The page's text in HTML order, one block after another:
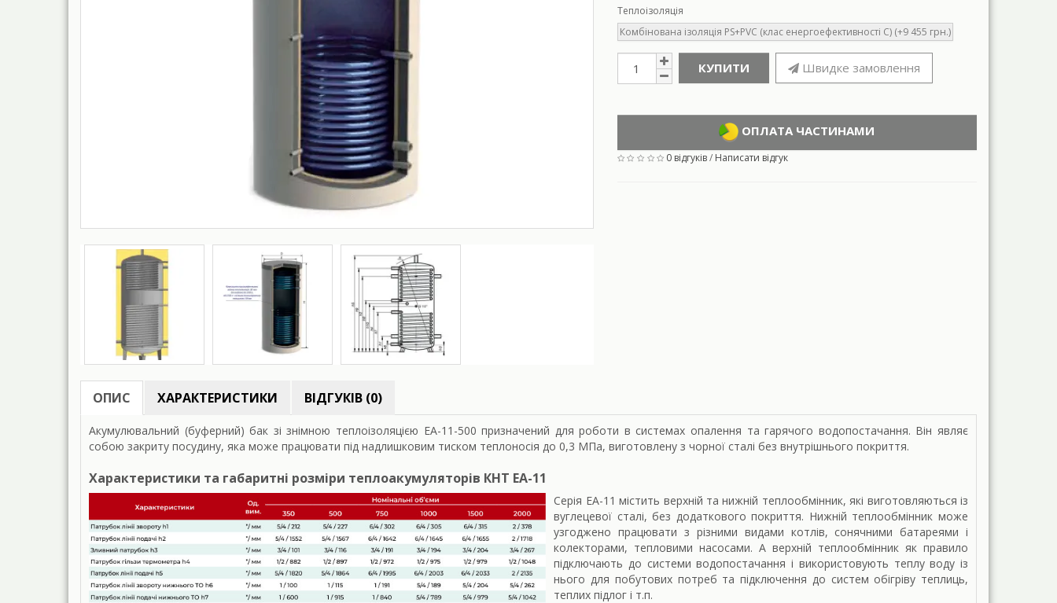
Теплоізоляція
Комбінована ізоляція PS+PVC (клас енергоефективності С) (+9 455 грн.)
КУПИТИ Швидке замовлення
ОПЛАТА ЧАСТИНАМИ
0 відгуків/ Написати відгук
ОПИС ХАРАКТЕРИСТИКИ ВІДГУКІВ (0)
Акумулювальний (буферний) бак зі знімною теплоізоляцією ЕА-11-500 призначений для роботи в системах опалення та гарячого водопостачання. Він являє
собою закриту посудину, яка може працювати під надлишковим тиском теплоносія до 0,3 МПа, виготовлену з чорної сталі без внутрішнього покриття.
Характеристики та габаритні розміри теплоакумуляторів КНТ ЕА-11
Серія ЕА-11 містить верхній та нижній теплообмінник, які виготовляються із
вуглецевої сталі, без додаткового покриття. Нижній теплообмінник може
узгоджено працювати з різними видами котлів, сонячними батареями і
колекторами, тепловими насосами. А верхній теплообмінник як правило
підключають до системи водопостачання і використовують теплу воду із
нього для побутових потреб та підключення до систем обігріву теплиць,
теплих підлог і т.п.